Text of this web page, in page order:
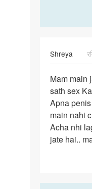
Shreya
Mam
main
jab
v
apne…
Mam main
sath sex
Apna
main nahi
Acha nhi
jate hai..